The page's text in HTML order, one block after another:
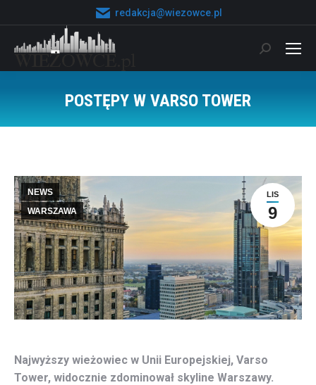
redakcja@wiezowce.pl
Szukaj:
POSTĘPY W VARSO TOWER
LIS
9
NEWS
WARSZAWA
Najwyższy wieżowiec w Unii Europejskiej, Varso
Tower, widocznie zdominował skyline Warszawy.